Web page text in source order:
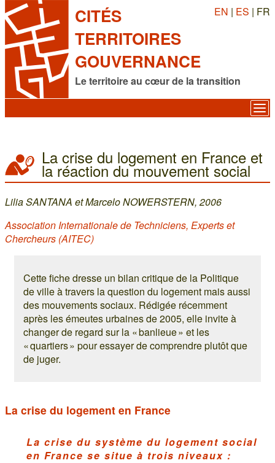
CITÉS
TERRITOIRES
GOUVERNANCE
Le territoire au cœur de la transition
EN | ES | FR
La crise du logement en France et
la réaction du mouvement social
Lilia SANTANA et Marcelo NOWERSTERN, 2006
Association Internationale de Techniciens, Experts et
Chercheurs (AITEC)
Cette fiche dresse un bilan critique de la Politique
de ville à travers la question du logement mais aussi
des mouvements sociaux. Rédigée récemment
après les émeutes urbaines de 2005, elle invite à
changer de regard sur la « banlieue » et les
« quartiers » pour essayer de comprendre plutôt que
de juger.
La crise du logement en France
La crise du système du logement social
en France se situe à trois niveaux :